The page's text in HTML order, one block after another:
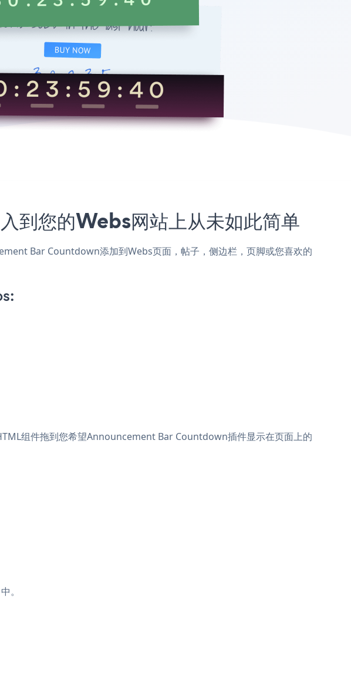
您的Webs网站上从未如此简单
Bar Countdown添加到Webs页面，帖子，侧边栏，页脚或您喜欢的
组件拖到您希望Announcement Bar Countdown插件显示在页面上的
。